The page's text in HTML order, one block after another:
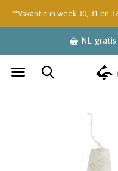
NL:
**Vakantie in week 30, 31 en